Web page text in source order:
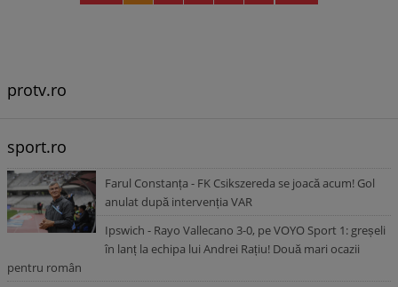
protv.ro
sport.ro
Farul Constanța - FK Csikszereda se joacă acum! Gol
anulat după intervenția VAR
Ipswich - Rayo Vallecano 3-0, pe VOYO Sport 1: greșeli
în lanț la echipa lui Andrei Rațiu! Două mari ocazii
pentru român